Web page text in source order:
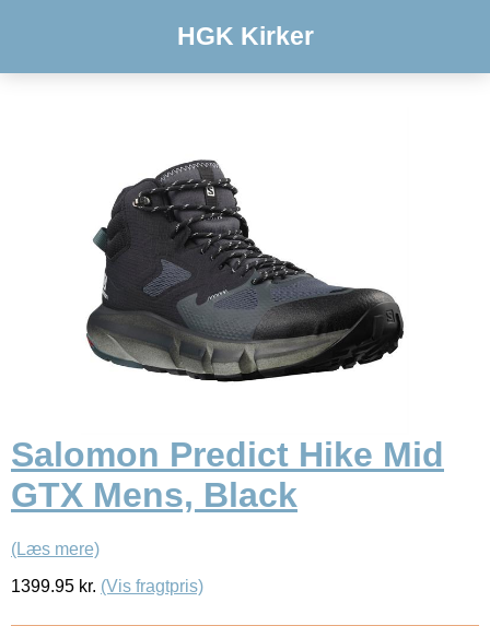
HGK Kirker
Salomon Predict Hike Mid
GTX Mens, Black
(Læs mere)
1399.95 kr. (Vis fragtpris)